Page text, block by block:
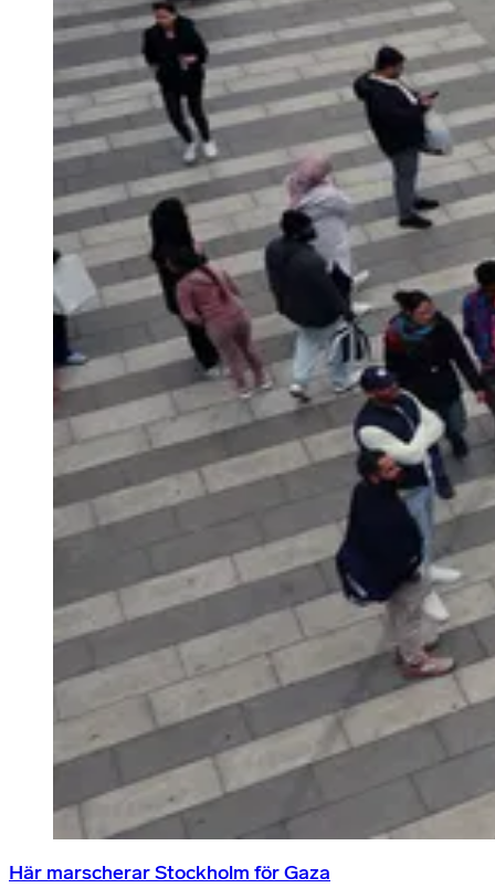
Här marscherar Stockholm för Gaza